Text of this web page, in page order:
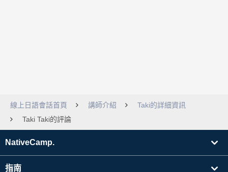
線上日語會話首頁 講師介紹
Taki的詳細資訊
Taki Taki的評論
NativeCamp.
指南